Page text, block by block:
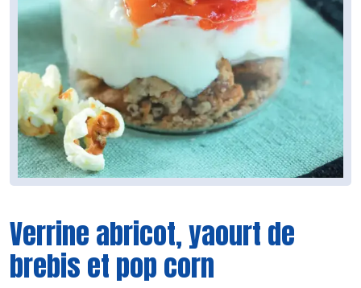
Verrine abricot, yaourt de
brebis et pop corn